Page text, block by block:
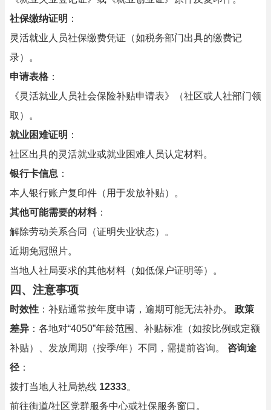
社保缴纳证明 ：
灵活就业人员社保缴费凭证（如税务部门出具的缴费记
录）。
申请表格 ：
《灵活就业人员社会保险补贴申请表》（社区或人社部门领
取）。
就业困难证明 ：
社区出具的灵活就业或就业困难人员认定材料。
银行卡信息 ：
本人银行账户复印件（用于发放补贴）。
其他可能需要的材料：
解除劳动关系合同（证明失业状态）。
近期免冠照片。
当地人社局要求的其他材料（如低保户证明等）。
四、注意事项
时效性 ：补贴通常按年度申请，逾期可能无法补办。 政策
差异 ：各地对“4050”年龄范围、补贴标准（如按比例或定额
补贴）、发放周期（按季/年）不同，需提前咨询。 咨询途
径 ：
拨打当地人社局热线 12333。
前往街道/社区党群服务中心或社保服务窗口。